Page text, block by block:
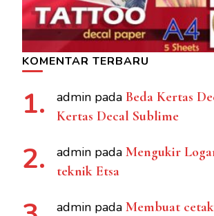
KOMENTAR TERBARU
admin pada Beda Kertas
Kertas Decal Sublime
admin pada Mengukir
teknik Etsa
admin pada Membuat